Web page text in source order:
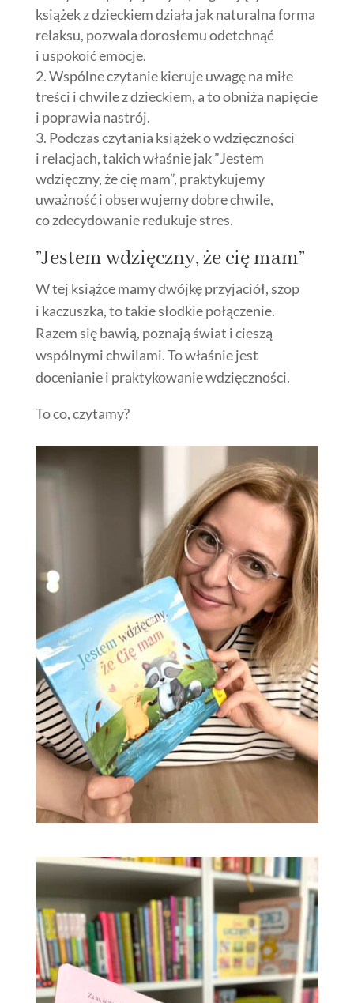
książek z dzieckiem działa jak naturalna forma
relaksu, pozwala dorosłemu odetchnąć
i uspokoić emocje.
Wspólne czytanie kieruje uwagę na miłe
treści i chwile z dzieckiem, a to obniża napięcie
i poprawia nastrój.
Podczas czytania książek o wdzięczności
i relacjach, takich właśnie jak ”Jestem
wdzięczny, że cię mam”, praktykujemy
uważność i obserwujemy dobre chwile,
co zdecydowanie redukuje stres.
”Jestem wdzięczny, że cię mam”
W tej książce mamy dwójkę przyjaciół, szop
i kaczuszka, to takie słodkie połączenie.
Razem się bawią, poznają świat i cieszą
wspólnymi chwilami. To właśnie jest
docenianie i praktykowanie wdzięczności.
To co, czytamy?